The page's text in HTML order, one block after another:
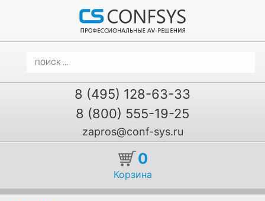
8 (495) 128-63-33
8 (800) 555-19-25
zapros@conf-sys.ru
0
Корзина